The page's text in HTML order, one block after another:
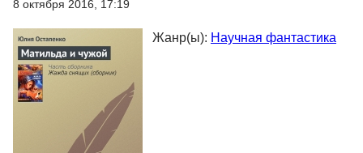
8 октября 2016, 17:19
Жанр(ы): Научная фантастика